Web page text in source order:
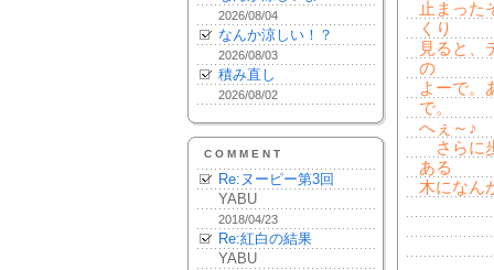
2026/08/04
なんか涼しい！？
2026/08/03
積み直し
2026/08/02
COMMENT
Re:ヌーピー第3回
YABU
2018/04/23
Re:紅白の結果
YABU
止まった
くり
見ると、
の
よーで。
で。
へぇ～♪
さらに
ある
木になん